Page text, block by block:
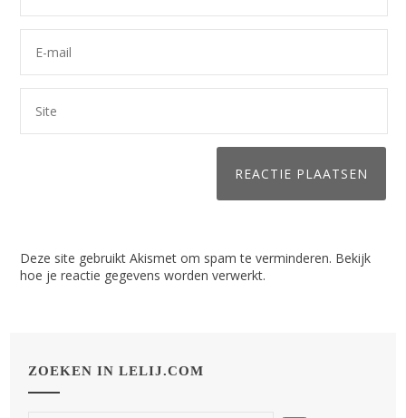
Deze site gebruikt Akismet om spam te verminderen. Bekijk
hoe je reactie gegevens worden verwerkt.
ZOEKEN IN LELIJ.COM